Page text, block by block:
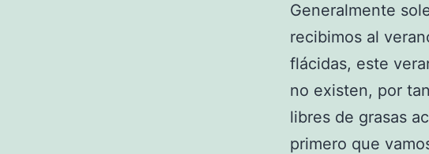
Generalmente
recibimos al
flácidas, este
no existen, por
libres de grasas
primero que